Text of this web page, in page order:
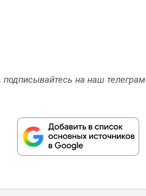
на наш телеграм